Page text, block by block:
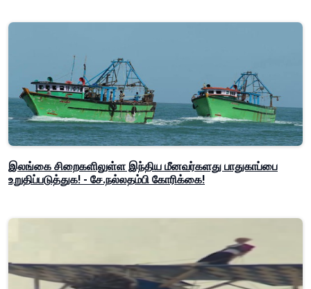
இலங்கை சிறைகளிலுள்ள இந்திய மீனவர்களது பாதுகாப்பை
உறுதிப்படுத்துக! - சே.நல்லதம்பி கோரிக்கை!